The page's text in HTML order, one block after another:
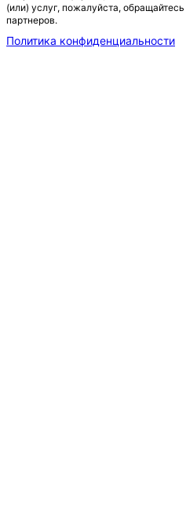
(или) услуг, пожалуйста,
партнеров.
Политика конфиденциальности